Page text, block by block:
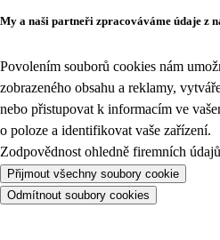
My a naši partneři zpracováváme údaje z
Povolením souborů cookies nám
zobrazeného obsahu a reklamy,
nebo přistupovat k informacím ve
o poloze a identifikovat vaše zařízení.
Zodpovědnost ohledně firemních údajů
Přijmout všechny soubory cookie
Odmítnout soubory cookies